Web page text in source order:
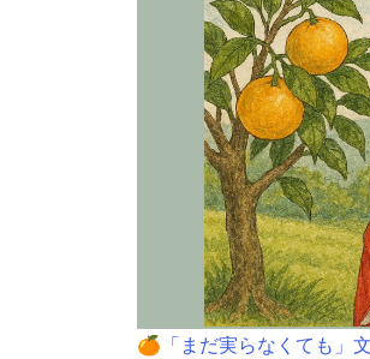
🍊「まだ実らなくても」